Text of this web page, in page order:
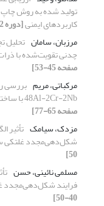
تولید شده به روش چاپ
کاربردهای ایمنی[دوره 12، شماره 6، 1404، صفحه 19-30]
مرزبان، سامان تحلیل
چدنی تقویت‌شده با
صفحه 45-53]
مرکباتی، مریم
48Al-2Cr-2Nb با ساختار اولیه دوگانه
صفحه 65-77]
مزدک، سیامک تأثیر
شکل‌دهی‌مجدد غلتکی
50]
مسلمی نائینی، حسن
فرایند شکل‌دهی‌مجدد
40-50]